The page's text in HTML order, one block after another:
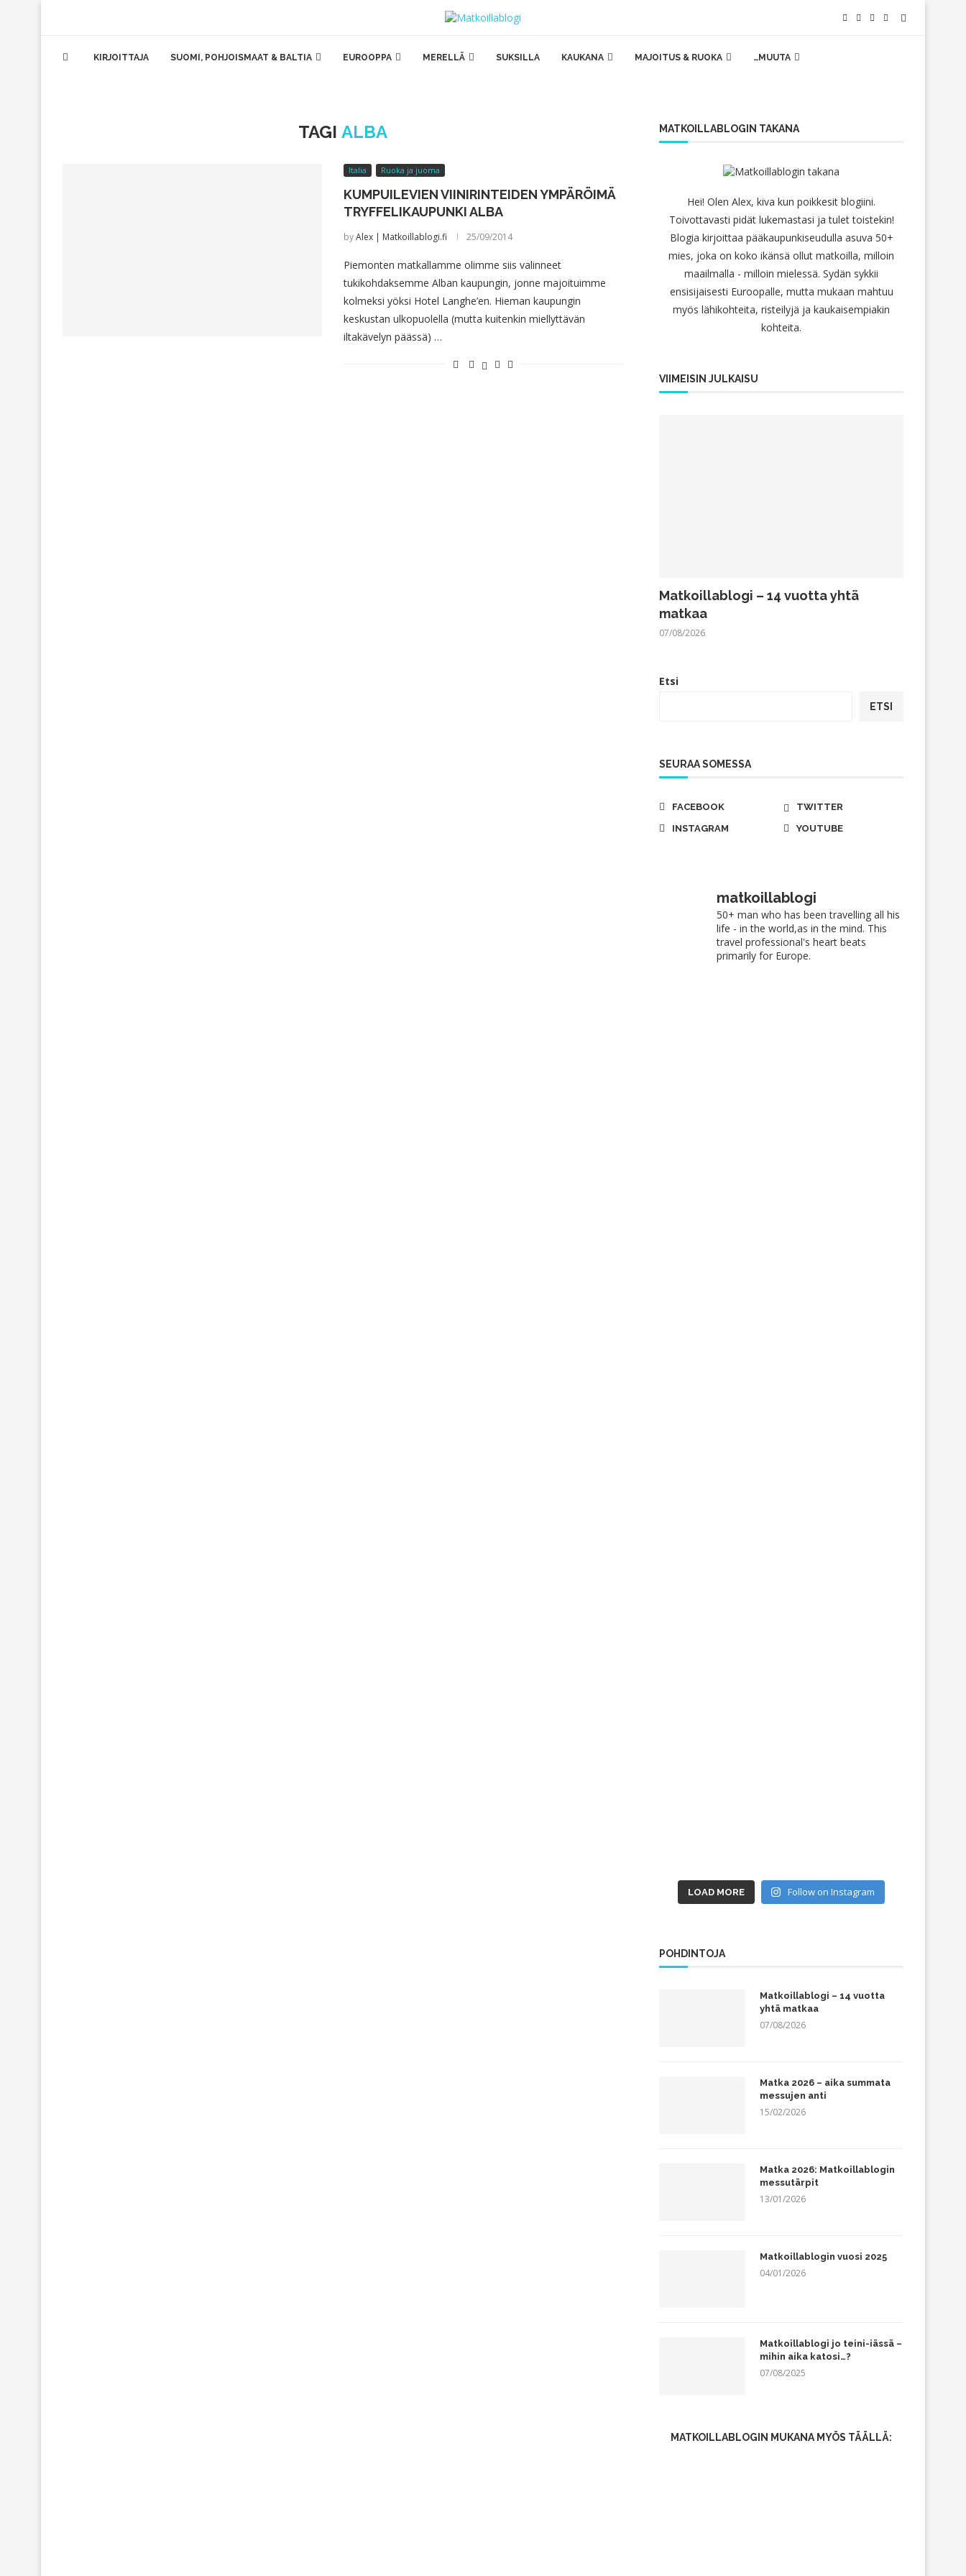
KIRJOITTAJA SUOMI, POHJOISMAAT & BALTIA EUROOPPA MERELLÄ SUKSILLA KAUKANA MAJOITUS & RUOKA …MUUTA
TAGI ALBA
Italia Ruoka ja juoma
KUMPUILEVIEN VIINIRINTEIDEN YMPÄRÖIMÄ
TRYFFELIKAUPUNKI ALBA
byAlex | Matkoillablogi.fi 25/09/2014
Piemonten matkallamme olimme siis valinneet
tukikohdaksemme Alban kaupungin, jonne majoituimme
kolmeksi yöksi Hotel Langhe’en. Hieman kaupungin
keskustan ulkopuolella (mutta kuitenkin miellyttävän
iltakävelyn päässä) …
MATKOILLABLOGIN TAKANA
Hei! Olen Alex, kiva kun poikkesit blogiini.
Toivottavasti pidät lukemastasi ja tulet toistekin!
Blogia kirjoittaa pääkaupunkiseudulla asuva 50+
mies, joka on koko ikänsä ollut matkoilla, milloin
maailmalla - milloin mielessä. Sydän sykkii
ensisijaisesti Euroopalle, mutta mukaan mahtuu
myös lähikohteita, risteilyjä ja kaukaisempiakin
kohteita.
VIIMEISIN JULKAISU
Matkoillablogi – 14 vuotta yhtä
matkaa
07/08/2026
Etsi
ETSI
SEURAA SOMESSA
FACEBOOK
TWITTER
INSTAGRAM
YOUTUBE
matkoillablogi
50+ man who has been travelling all his
life - in the world,as in the mind. This
travel professional's heart beats
primarily for Europe.
LOAD MORE Follow on Instagram
POHDINTOJA
Matkoillablogi – 14 vuotta
yhtä matkaa
07/08/2026
Matka 2026 – aika summata
messujen anti
15/02/2026
Matka 2026: Matkoillablogin
messutärpit
13/01/2026
Matkoillablogin vuosi 2025
04/01/2026
Matkoillablogi jo teini-iässä –
mihin aika katosi…?
07/08/2025
MATKOILLABLOGIN MUKANA MYÖS TÄÄLLÄ: